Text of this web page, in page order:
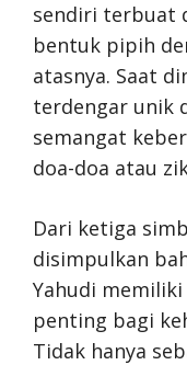
sendiri terbuat
bentuk pipih
atasnya. Saat
terdengar unik
semangat
doa-doa atau
Dari ketiga
disimpulkan
Yahudi
penting bagi
Tidak hanya